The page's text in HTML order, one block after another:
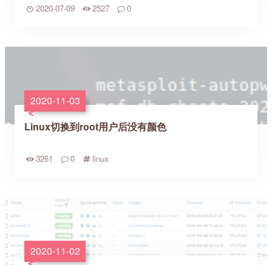
2020-07-09 2527 0
2020-11-03
Linux切换到root用户后没有颜色
3261 0 linux
2020-11-02